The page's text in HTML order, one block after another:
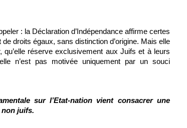
: la Déclaration d’Indépendance affirme certes
droits égaux, sans distinction d’origine. Mais elle
qu’elle réserve exclusivement aux Juifs et à leurs
n’est pas motivée uniquement par un souci
sur l’Etat-nation vient consacrer une
juifs.